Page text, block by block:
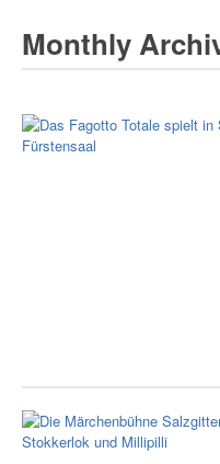
Monthly